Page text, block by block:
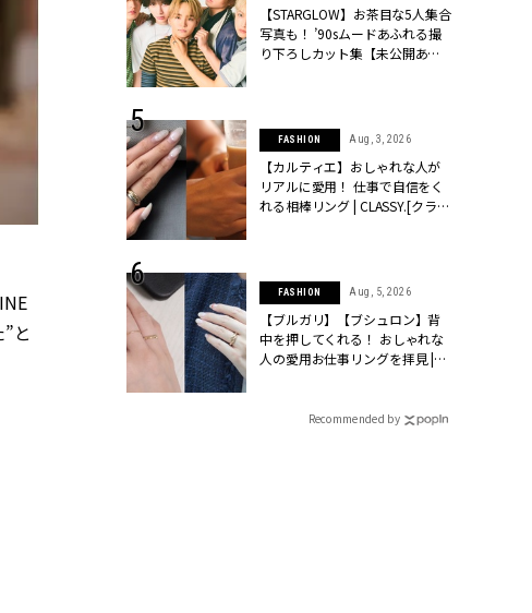
と
呼ばれバッグ最新
プリマ、プラダetc.
鉄板“シンプル黒ワ
【STARGLOW】お茶目な5人集合
写真も！ ’90sムードあふれる撮
り下ろしカット集【未公開あ
FASHION Aug, 3, 2026
【カルティエ】おしゃれな人が
リアルに愛用！ 仕事で自信をく
れる相棒リング | CLASSY.[クラッ
FASHION Aug, 5, 2026
【ブルガリ】【ブシュロン】背
中を押してくれる！ おしゃれな
人の愛用お仕事リングを拝見 |
Recommended by